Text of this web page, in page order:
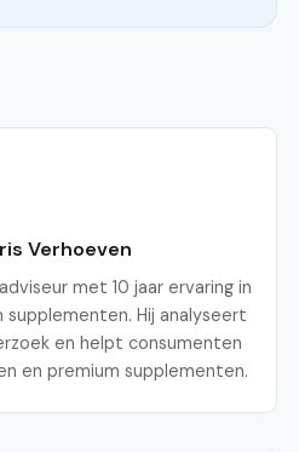
Verhoeven
met 10 jaar ervaring in
supplementen. Hij analyseert
en helpt consumenten
en premium supplementen.